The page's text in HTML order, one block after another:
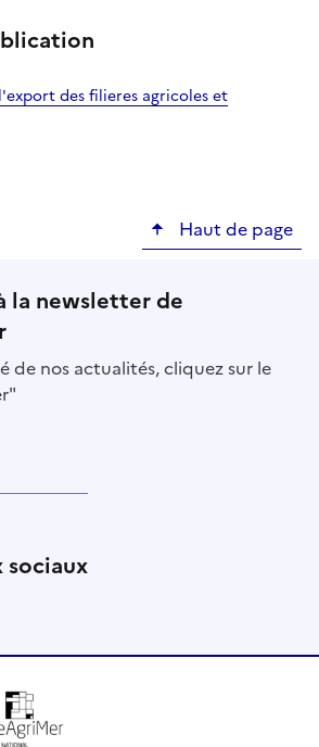
des filieres agricoles et
Haut de page
la newsletter de
de nos actualités, cliquez sur le
sociaux